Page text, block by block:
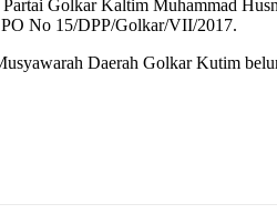
Golkar Kaltim Muhammad
PO No 15/DPP/Golkar/VII/2017.
Daerah Golkar Kutim